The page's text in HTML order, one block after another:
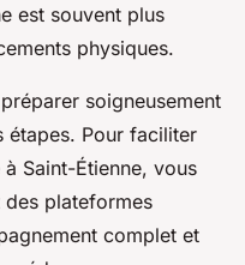
est souvent plus
physiques.
soigneusement
étapes. Pour faciliter
Saint-Étienne, vous
plateformes
complet et